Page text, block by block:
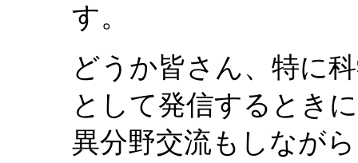
す。
どうか皆さん、特に
として発信するとき
異分野交流もしなが